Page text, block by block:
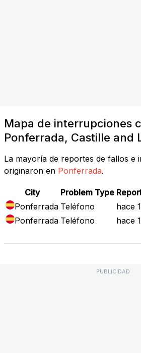
Mapa de interrupciones
Ponferrada, Castille and
La mayoría de reportes de fallos e
originaron en Ponferrada.
City Problem Type
Ponferrada Teléfono
hace
Ponferrada Teléfono hace
PUBLICIDAD